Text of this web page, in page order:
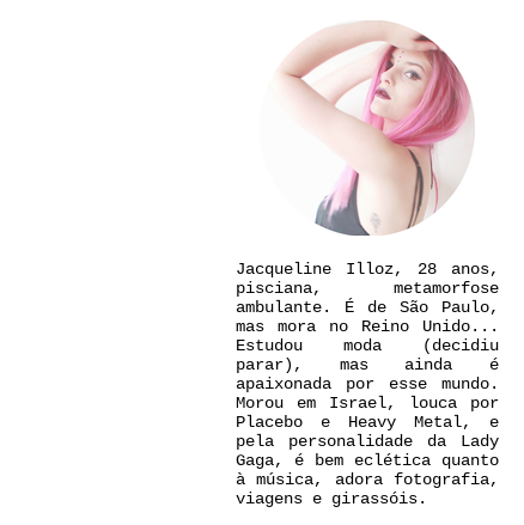
Jacqueline Illoz, 28 anos,
pisciana, metamorfose
ambulante. É de São Paulo,
mas mora no Reino Unido...
Estudou moda (decidiu
parar), mas ainda é
apaixonada por esse mundo.
Morou em Israel, louca por
Placebo e Heavy Metal, e
pela personalidade da Lady
Gaga, é bem eclética quanto
à música, adora fotografia,
viagens e girassóis.